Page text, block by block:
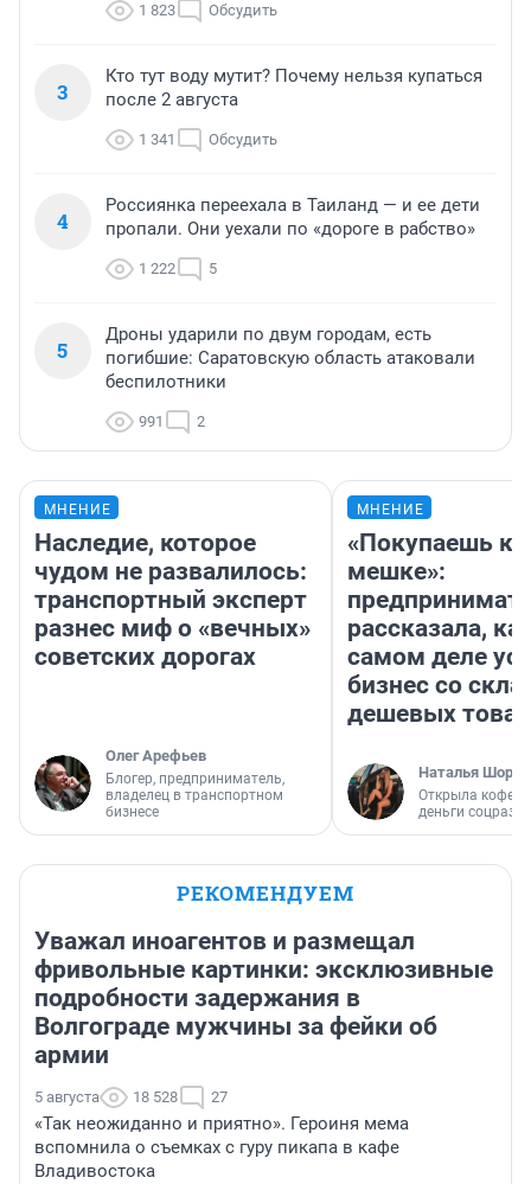
1 823 Обсудить
3
Кто тут воду мутит? Почему нельзя купаться
после 2 августа
1 341 Обсудить
4
Россиянка переехала в Таиланд — и ее дети
пропали. Они уехали по «дороге в рабство»
1 222 5
5
Дроны ударили по двум городам, есть
погибшие: Саратовскую область атаковали
беспилотники
991 2
МНЕНИЕ
Наследие, которое
чудом не развалилось:
транспортный эксперт
разнес миф о «вечных»
советских дорогах
Олег Арефьев
Блогер, предприниматель,
владелец в транспортном
бизнесе
МНЕНИЕ
«Покупаешь
мешке»:
рассказала,
самом деле
бизнес со
дешевых
Наталья
Открыла
деньги
РЕКОМЕНДУЕМ
Уважал иноагентов и размещал
фривольные картинки: эксклюзивные
подробности задержания в
Волгограде мужчины за фейки об
армии
5 августа 18 528 27
«Так неожиданно и приятно». Героиня мема
вспомнила о съемках с гуру пикапа в кафе
Владивостока